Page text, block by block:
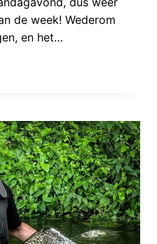
de week! Wederom
en het…